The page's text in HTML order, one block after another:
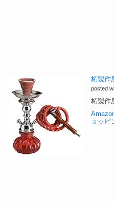
柘製作
posted
柘製作
ョッピ